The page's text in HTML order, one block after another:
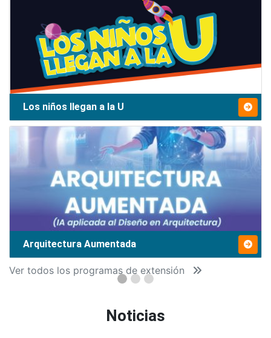
Los niños llegan a la U
Arquitectura Aumentada
Ver todos los programas de extensión
Noticias